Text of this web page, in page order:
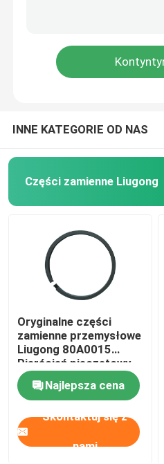
Sany Części zamienne
Części Lovol
Części zamienne Shangchai
Części zamienne do Isuzu
Części Ingersoll Rand
Części zamienne Deutza
INNE KATEGORIE OD NAS
Części zamienne Liugong
Oryginalne części
zamienne przemysłowe
Liugong 80A0015
Pierścień pieczętowy
ładowarki kołowej
Najlepsza cena
Skontaktuj się z
nami